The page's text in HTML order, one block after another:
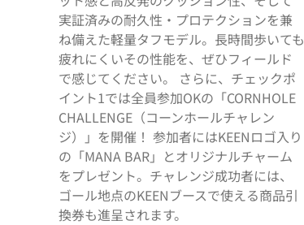
実証済みの耐久性・プロテクションを兼
ね備えた軽量タフモデル。長時間歩いても
疲れにくいその性能を、ぜひフィールド
で感じてください。 さらに、チェックポ
イント1では全員参加OKの「CORNHOLE
CHALLENGE（コーンホールチャレン
ジ）」を開催！ 参加者にはKEENロゴ入り
の「MANA BAR」とオリジナルチャーム
をプレゼント。チャレンジ成功者には、
ゴール地点のKEENブースで使える商品引
換券も進呈されます。